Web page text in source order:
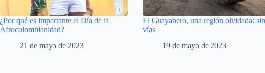
¿Por qué es importante el Día de la
Afrocolombianidad?
21 de mayo de 2023
El Guayabero, una región olvidada: sin
vías
19 de mayo de 2023